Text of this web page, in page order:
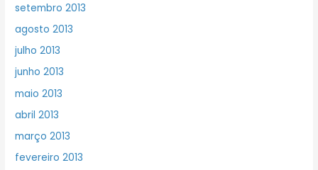
setembro 2013
agosto 2013
julho 2013
junho 2013
maio 2013
abril 2013
março 2013
fevereiro 2013